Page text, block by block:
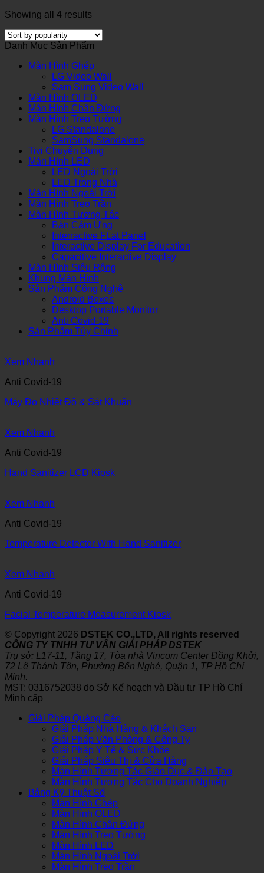
Showing all 4 results
Danh Mục Sản Phẩm
Màn Hình Ghép
LG Video Wall
Sam Sung Video Wall
Màn Hình OLED
Màn Hình Chân Đứng
Màn Hình Treo Tường
LG Standalone
SamSung Standalone
Tivi Chuyên Dụng
Màn Hình LED
LED Ngoài Trời
LED Trong Nhà
Màn Hình Ngoài Trời
Màn Hình Treo Trần
Màn Hình Tương Tác
Bàn Cảm Ứng
Interractive FLat Panel
Interactive Display For Education
Capacitive Interactive Display
Màn Hình Siêu Rộng
Khung Màn Hình
Sản Phẩm Công Nghệ
Android Boxes
Desktop Portable Monitor
Anti Covid-19
Sản Phẩm Tùy Chỉnh
Xem Nhanh
Anti Covid-19
Máy Đo Nhiệt Độ & Sát Khuẩn
Xem Nhanh
Anti Covid-19
Hand Sanitizer LCD Kiosk
Xem Nhanh
Anti Covid-19
Temperature Detector With Hand Sanitizer
Xem Nhanh
Anti Covid-19
Facial Temperature Measurement Kiosk
© Copyright 2026 DSTEK CO.,LTD, All rights reserved
CÔNG TY TNHH TƯ VẤN GIẢI PHÁP DSTEK
Trụ sở: L17-11, Tầng 17, Tòa nhà Vincom Center Đồng Khởi,
72 Lê Thánh Tôn, Phường Bến Nghé, Quận 1, TP Hồ Chí
Minh.
MST: 0316752038 do Sở Kế hoạch và Đầu tư TP Hồ Chí
Minh cấp
Giải Pháp Quảng Cáo
Giải Pháp Nhà Hàng & Khách Sạn
Giải Pháp Văn Phòng & Công Ty
Giải Pháp Y Tế & Sức Khỏe
Giải Pháp Siêu Thị & Cửa Hàng
Màn Hình Tương Tác Giáo Dục & Đào Tạo
Màn Hình Tương Tác Cho Doanh Nghiệp
Bảng Kỹ Thuật Số
Màn Hình Ghép
Màn Hình OLED
Màn Hình Chân Đứng
Màn Hình Treo Tường
Màn Hình LED
Màn Hình Ngoài Trời
Màn Hình Treo Trần